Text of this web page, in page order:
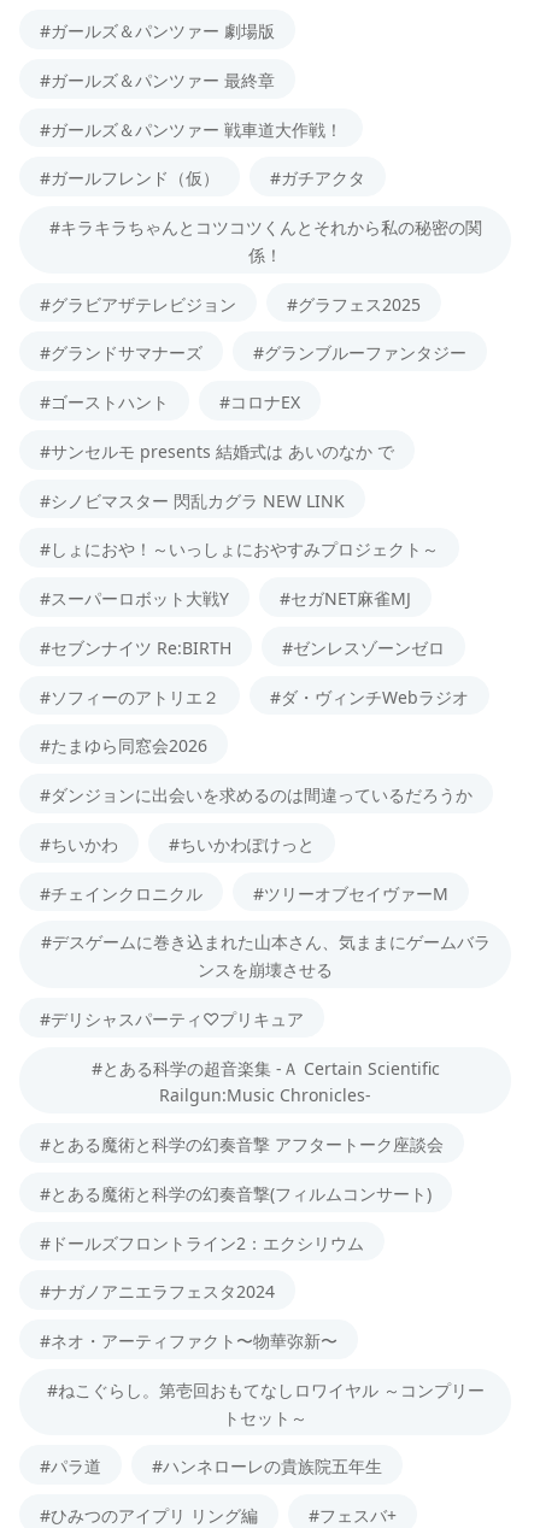
#ガールズ＆パンツァー 劇場版
#ガールズ＆パンツァー 最終章
#ガールズ＆パンツァー 戦車道大作戦！
#ガールフレンド（仮） #ガチアクタ
#キラキラちゃんとコツコツくんとそれから私の秘密の関
係！
#グラビアザテレビジョン #グラフェス2025
#グランドサマナーズ #グランブルーファンタジー
#ゴーストハント #コロナEX
#サンセルモ presents 結婚式は あいのなか で
#シノビマスター 閃乱カグラ NEW LINK
#しょにおや！～いっしょにおやすみプロジェクト～
#スーパーロボット大戦Y #セガNET麻雀MJ
#セブンナイツ Re:BIRTH #ゼンレスゾーンゼロ
#ソフィーのアトリエ２ #ダ・ヴィンチWebラジオ
#たまゆら同窓会2026
#ダンジョンに出会いを求めるのは間違っているだろうか
#ちいかわ #ちいかわぽけっと
#チェインクロニクル #ツリーオブセイヴァーM
#デスゲームに巻き込まれた山本さん、気ままにゲームバラ
ンスを崩壊させる
#デリシャスパーティ♡プリキュア
#とある科学の超音楽集 -Ａ Certain Scientific
Railgun:Music Chronicles-
#とある魔術と科学の幻奏音撃 アフタートーク座談会
#とある魔術と科学の幻奏音撃(フィルムコンサート)
#ドールズフロントライン2：エクシリウム
#ナガノアニエラフェスタ2024
#ネオ・アーティファクト〜物華弥新〜
#ねこぐらし。第壱回おもてなしロワイヤル ～コンプリー
トセット～
#パラ道 #ハンネローレの貴族院五年生
#ひみつのアイプリ リング編 #フェスバ+